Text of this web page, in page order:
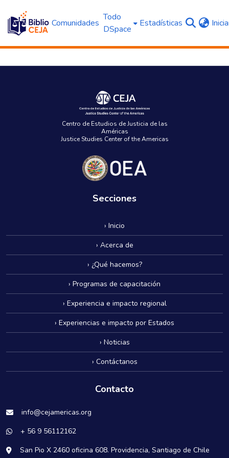
Comunidades
Todo
DSpace
Estadísticas
Centro de Estudios de Justicia de las
Américas
Justice Studies Center of the Americas
Secciones
› Inicio
› Acerca de
› ¿Qué hacemos?
› Programas de capacitación
› Experiencia e impacto regional
› Experiencias e impacto por Estados
› Noticias
› Contáctanos
Contacto
info@cejamericas.org
+ 56 9 56112162
San Pio X 2460 oficina 608. Providencia, Santiago de Chile